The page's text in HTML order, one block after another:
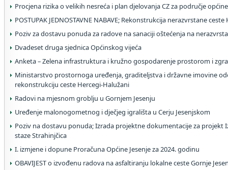
Procjena rizika o velikih nesreća i plan djelovanja CZ za područje
POSTUPAK JEDNOSTAVNE NABAVE; Rekonstrukcija nerazvrstane
Poziv za dostavu ponuda za radove na sanaciji oštećenja na
Dvadeset druga sjednica Općinskog vijeća
Anketa – Zelena infrastruktura i kružno gospodarenje prostorom i
Ministarstvo prostornoga uređenja, graditeljstva i državne imovine
rekonstrukciju ceste Hercegi-Halužani
Radovi na mjesnom groblju u Gornjem Jesenju
Uređenje malonogometnog i dječjeg igrališta u Cerju Jesenjskom
Poziv na dostavu ponuda; Izrada projektne dokumentacije za projekt
staze Strahinjčica
I. izmjene i dopune Proračuna Općine Jesenje za 2024. godinu
OBAVIJEST o izvođenu radova na asfaltiranju lokalne ceste Gornje